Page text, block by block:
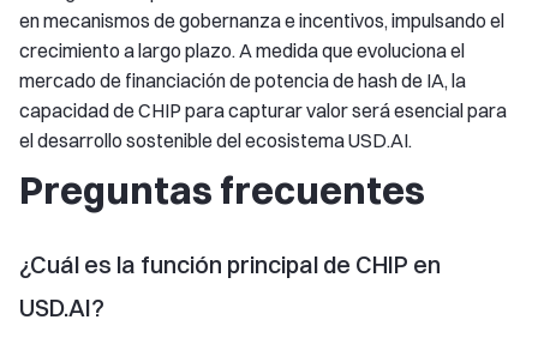
en mecanismos de gobernanza e incentivos, impulsando el
crecimiento a largo plazo. A medida que evoluciona el
mercado de financiación de potencia de hash de IA, la
capacidad de CHIP para capturar valor será esencial para
el desarrollo sostenible del ecosistema USD.AI.
Preguntas frecuentes
¿Cuál es la función principal de CHIP en
USD.AI?